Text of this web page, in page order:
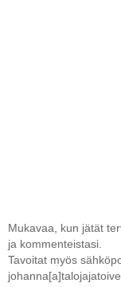
Mukavaa, kun jätät
ja kommenteistasi.
Tavoitat myös